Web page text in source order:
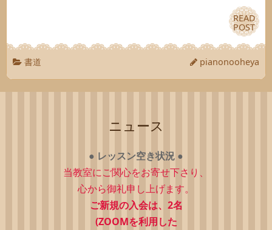
READ
POST
READ
POST
書道 pianonooheya
ニュース
● レッスン空き状況 ●
当教室にご関心をお寄せ下さり、
心から御礼申し上げます。
ご新規の入会は、2名
(ZOOMを利用した